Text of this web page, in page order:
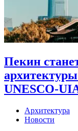
Пекин
UNESCO-
Архитектура
Новости